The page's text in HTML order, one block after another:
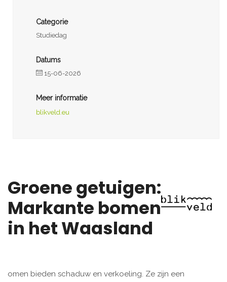
Categorie
Studiedag
Datums
15-06-2026
Meer informatie
blikveld.eu
Groene getuigen:
Markante bomen
in het Waasland
omen bieden schaduw en verkoeling. Ze zijn een